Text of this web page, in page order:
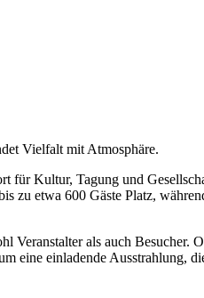
Vielfalt mit Atmosphäre.
für Kultur, Tagung und
zu etwa 600 Gäste Platz,
Veranstalter als auch
eine einladende Ausstrahlung,